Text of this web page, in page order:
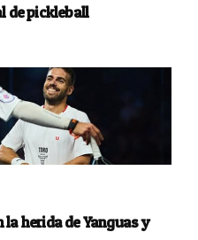
de pickleball
herida de Yanguas y